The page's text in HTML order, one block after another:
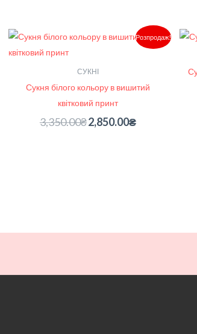
Розпродаж!
СУКНІ
Сукня білого кольору в вишитий
квітковий принт
3,350.00₴
Оригінальна
ціна:
2,850.00₴
Поточна
ціна: